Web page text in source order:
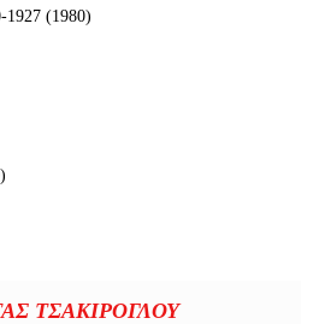
1927 (1980)
ΤΣΑΚΊΡΟΓΛΟΥ